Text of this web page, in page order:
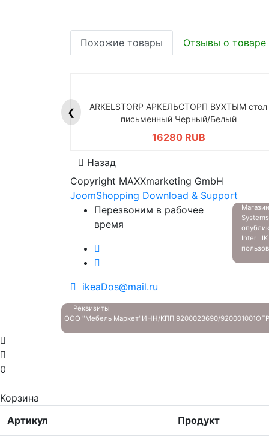
Похожие товары Отзывы о товаре
❮
ARKELSTORP АРКЕЛЬСТОРП ВУХТЫМ стол
письменный Черный/Белый
16280 RUB
Назад
Copyright MAXXmarketing GmbH
JoomShopping Download & Support
Перезвоним в рабочее
время
ikeaDos@mail.ru
Inter
Реквизиты
ООО "Мебель Маркет"ИНН/КПП 9200023690/920001001
0
Корзина
Артикул
Продукт